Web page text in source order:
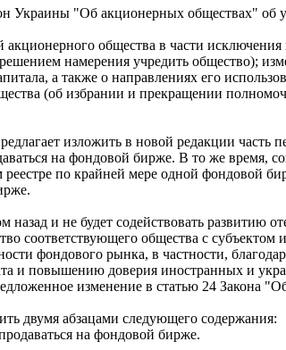
Украины "Об акционерных обществах" об
общества в части
намерения учредить общество);
а также о направлениях его
(об избрании и прекращении
изложить в новой редакции
на фондовой бирже. В то же время,
реестре по крайней мере одной фондовой
и не будет содействовать развитию
соответствующего общества с
фондового рынка, в частности,
и повышению доверия иностранных и
изменение в статью 24 Закона
двумя абзацами следующего содержания:
на фондовой бирже.